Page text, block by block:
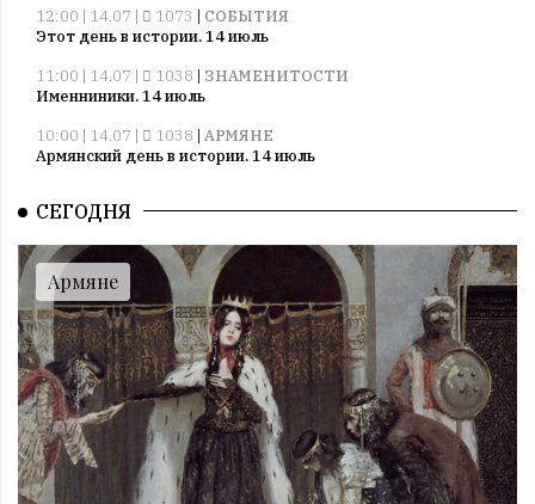
12:00 | 14.07 |
1073 | СОБЫТИЯ
Этот день в истории. 14 июль
11:00 | 14.07 |
1038 | ЗНАМЕНИТОСТИ
Именниники. 14 июль
10:00 | 14.07 |
1038 | АРМЯНЕ
Армянский день в истории. 14 июль
Все праздники. 14 июль
08:00 | 14.07 |
1057|ГОРОСКОПЫ
Воскресенье. 14 июль
09:00 | 13.07 | 1009|ПРАЗДНИКИ
Все праздники. 13 июль
08:00 | 13.07 | 1006|ГОРОСКОПЫ
Суббота. 13 июль
12:00 | 12.07 |
1035|СОБЫТИЯ
Этот день в истории. 12 июль
11:00 | 12.07 |
1020|ЗНАМЕНИТОСТИ
СЕГОДНЯ
Армяне